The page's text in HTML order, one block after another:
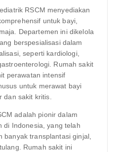
RSCM menyediakan
untuk bayi,
Departemen ini dikelola
berspesialisasi dalam
seperti kardiologi,
Rumah sakit
perawatan intensif
untuk merawat bayi
dan sakit kritis.
adalah pionir dalam
di Indonesia, yang telah
banyak transplantasi ginjal,
Rumah sakit ini